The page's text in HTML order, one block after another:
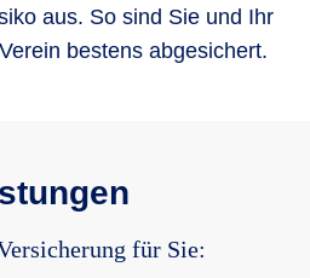
aus. So sind Sie und Ihr
bestens abgesichert.
für Sie: